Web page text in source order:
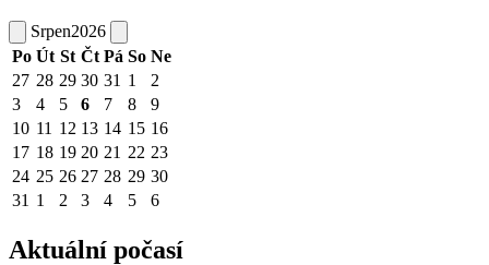
Srpen2026
Po Út St Čt Pá So Ne
27 28 29 30 31 1
2
3
4 5 6 7 8
9
10 11 12 13 14 15 16
17 18 19 20 21 22 23
24 25 26 27 28 29 30
31 1 2 3 4 5 6
Aktuální počasí